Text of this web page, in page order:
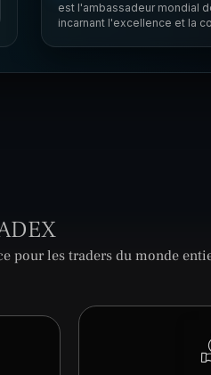
est l'ambassadeur mondial
incarnant l'excellence et la
pour les traders du monde